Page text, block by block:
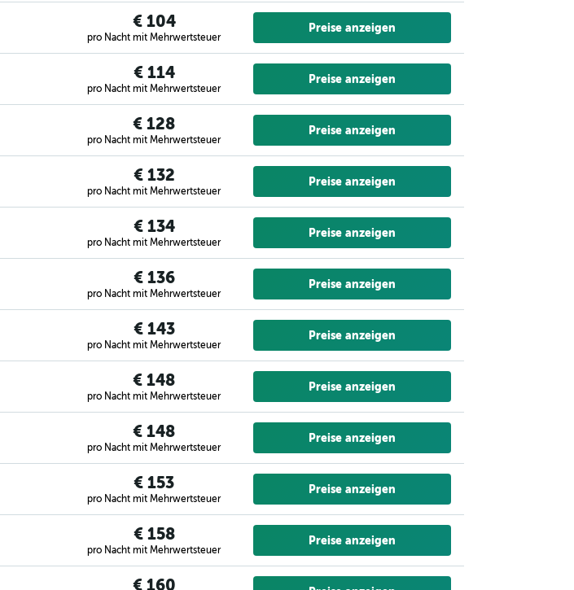
€ 104
pro Nacht mit Mehrwertsteuer
Preise anzeigen
€ 114
pro Nacht mit Mehrwertsteuer
Preise anzeigen
€ 128
pro Nacht mit Mehrwertsteuer
Preise anzeigen
€ 132
pro Nacht mit Mehrwertsteuer
Preise anzeigen
€ 134
pro Nacht mit Mehrwertsteuer
Preise anzeigen
€ 136
pro Nacht mit Mehrwertsteuer
Preise anzeigen
€ 143
pro Nacht mit Mehrwertsteuer
Preise anzeigen
€ 148
pro Nacht mit Mehrwertsteuer
Preise anzeigen
€ 148
pro Nacht mit Mehrwertsteuer
Preise anzeigen
€ 153
pro Nacht mit Mehrwertsteuer
Preise anzeigen
€ 158
pro Nacht mit Mehrwertsteuer
Preise anzeigen
€ 160